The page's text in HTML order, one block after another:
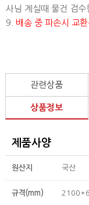
사님 계실때 물건 검
9. 배송 중 파손시 교
관련상품
상품정보
제품사양
원산지 국산
규격(mm)